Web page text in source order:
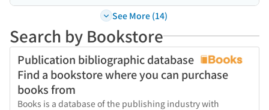
See More (14)
Search by Bookstore
Publication bibliographic database
Find a bookstore where you can purchase
books from
Books is a database of the publishing industry with